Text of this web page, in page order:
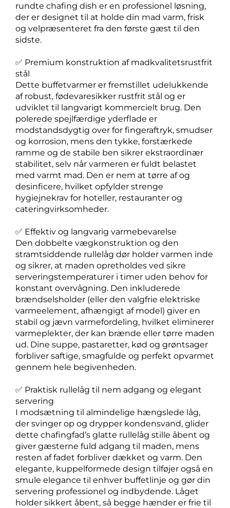
rundte chafing dish er en professionel løsning,
der er designet til at holde din mad varm, frisk
og velpræsenteret fra den første gæst til den
sidste.
✅ Premium konstruktion af madkvalitetsrustfrit
stål
Dette buffetvarmer er fremstillet udelukkende
af robust, fødevaresikker rustfrit stål og er
udviklet til langvarigt kommercielt brug. Den
polerede spejlfærdige yderflade er
modstandsdygtig over for fingeraftryk, smudser
og korrosion, mens den tykke, forstærkede
ramme og de stabile ben sikrer ekstraordinær
stabilitet, selv når varmeren er fuldt belastet
med varmt mad. Den er nem at tørre af og
desinficere, hvilket opfylder strenge
hygiejnekrav for hoteller, restauranter og
cateringvirksomheder.
✅ Effektiv og langvarig varmebevarelse
Den dobbelte vægkonstruktion og den
stramtsiddende rullelåg dør holder varmen inde
og sikrer, at maden opretholdes ved sikre
serveringstemperaturer i timer uden behov for
konstant overvågning. Den inkluderede
brændselsholder (eller den valgfrie elektriske
varmeelement, afhængigt af model) giver en
stabil og jævn varmefordeling, hvilket eliminerer
varmeplekter, der kan brænde eller tørre maden
ud. Dine suppe, pastaretter, kød og grøntsager
forbliver saftige, smagfulde og perfekt opvarmet
gennem hele begivenheden.
✅ Praktisk rullelåg til nem adgang og elegant
servering
I modsætning til almindelige hængslede låg,
der svinger op og drypper kondensvand, glider
dette chafingfad’s glatte rullelåg stille åbent og
giver gæsterne fuld adgang til maden, mens
resten af fadet forbliver dækket og varm. Den
elegante, kuppelformede design tilføjer også en
smule elegance til enhver buffetlinje og gør din
servering professionel og indbydende. Låget
holder sikkert åbent, så begge hænder er frie til